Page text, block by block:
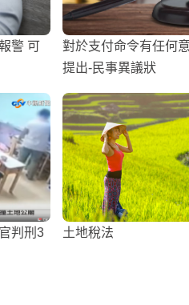
警 可
對於支付命令有任何
提出-民事異議狀
判刑3
土地稅法